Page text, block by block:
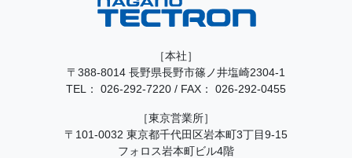
［本社］
〒388-8014 長野県長野市篠ノ井塩崎2304-1
TEL： 026-292-7220 / FAX： 026-292-0455
［東京営業所］
〒101-0032 東京都千代田区岩本町3丁目9-15
フォロス岩本町ビル4階